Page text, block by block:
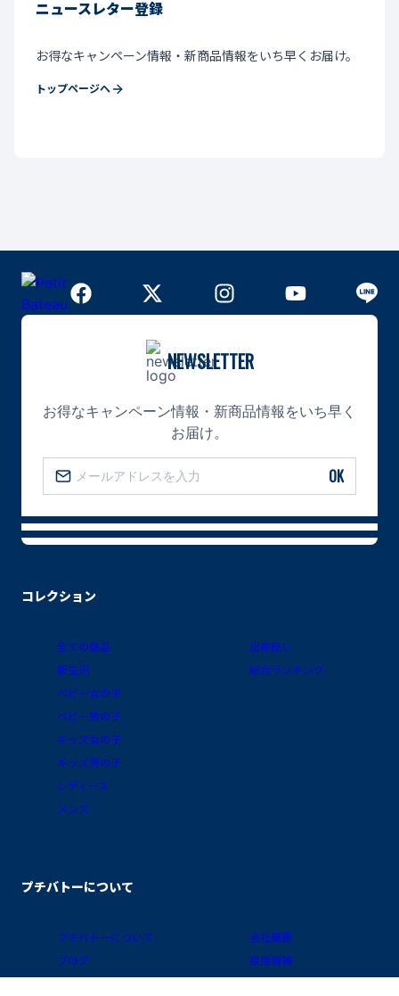
ニュースレター登録
お得なキャンペーン情報・新商品情報をいち早くお届け。
トップページへ
コレクション
全ての商品
新生児
ベビー女の子
ベビー男の子
キッズ女の子
キッズ男の子
レディース
メンズ
出産祝い
総合ランキング
プチバトーについて
プチバトーについて
ブログ
会社概要
採用情報
NEWSLETTER
お得なキャンペーン情報・新商品情報をいち早く
お届け。
OK